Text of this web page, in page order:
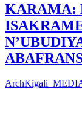
KARAMA: